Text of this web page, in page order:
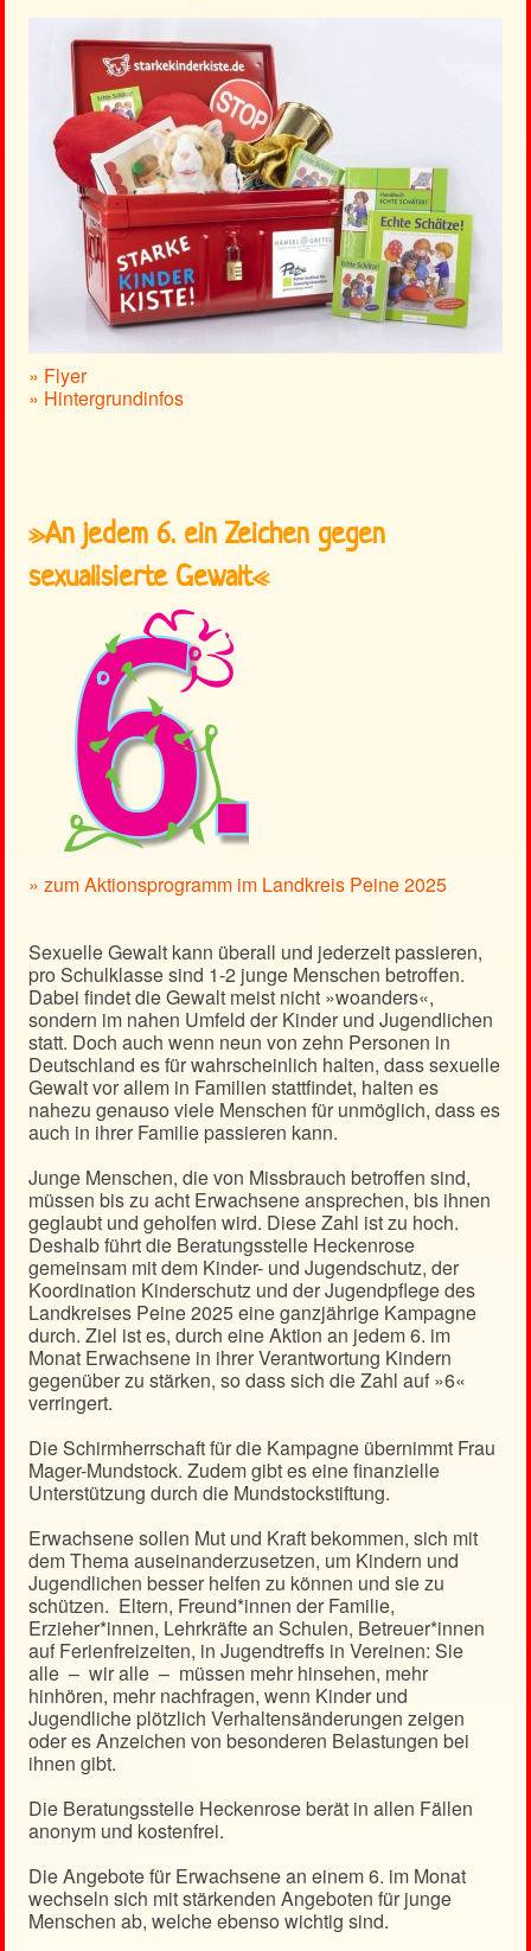
» Flyer
» Hintergrundinfos
»An jedem 6. ein Zeichen gegen
sexualisierte Gewalt«
» zum Aktionsprogramm im Landkreis Peine 2025
Sexuelle Gewalt kann überall und jederzeit passieren,
pro Schulklasse sind 1-2 junge Menschen betroffen.
Dabei findet die Gewalt meist nicht »woanders«,
sondern im nahen Umfeld der Kinder und Jugendlichen
statt. Doch auch wenn neun von zehn Personen in
Deutschland es für wahrscheinlich halten, dass sexuelle
Gewalt vor allem in Familien stattfindet, halten es
nahezu genauso viele Menschen für unmöglich, dass es
auch in ihrer Familie passieren kann.
Junge Menschen, die von Missbrauch betroffen sind,
müssen bis zu acht Erwachsene ansprechen, bis ihnen
geglaubt und geholfen wird. Diese Zahl ist zu hoch.
Deshalb führt die Beratungsstelle Heckenrose
gemeinsam mit dem Kinder- und Jugendschutz, der
Koordination Kinderschutz und der Jugendpflege des
Landkreises Peine 2025 eine ganzjährige Kampagne
durch. Ziel ist es, durch eine Aktion an jedem 6. im
Monat Erwachsene in ihrer Verantwortung Kindern
gegenüber zu stärken, so dass sich die Zahl auf »6«
verringert.
Die Schirmherrschaft für die Kampagne übernimmt Frau
Mager-Mundstock. Zudem gibt es eine finanzielle
Unterstützung durch die Mundstockstiftung.
Erwachsene sollen Mut und Kraft bekommen, sich mit
dem Thema auseinanderzusetzen, um Kindern und
Jugendlichen besser helfen zu können und sie zu
schützen. Eltern, Freund*innen der Familie,
Erzieher*innen, Lehrkräfte an Schulen, Betreuer*innen
auf Ferienfreizeiten, in Jugendtreffs in Vereinen: Sie
alle – wir alle – müssen mehr hinsehen, mehr
hinhören, mehr nachfragen, wenn Kinder und
Jugendliche plötzlich Verhaltensänderungen zeigen
oder es Anzeichen von besonderen Belastungen bei
ihnen gibt.
Die Beratungsstelle Heckenrose berät in allen Fällen
anonym und kostenfrei.
Die Angebote für Erwachsene an einem 6. im Monat
wechseln sich mit stärkenden Angeboten für junge
Menschen ab, welche ebenso wichtig sind.